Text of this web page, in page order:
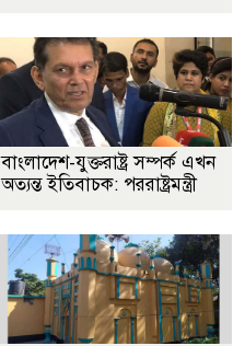
বাংলাদেশ-যুক্তরাষ্ট্র সম্পর্ক এখন
অত্যন্ত ইতিবাচক: পররাষ্ট্রমন্ত্রী